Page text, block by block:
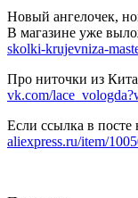
Новый ангелочек,
В магазине уже
skolki-krujevniza-
Про ниточки из
vk.com/
Если ссылка в посте
aliexpress.ru/item/